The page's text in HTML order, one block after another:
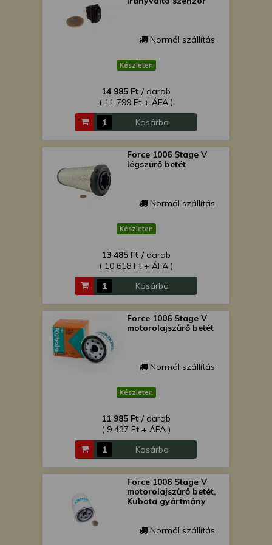
Normál szállítás
Készleten
14 985 Ft / darab
( 11 799 Ft + ÁFA )
Kosárba
Force 1006 Stage V
légszűrő betét
Normál szállítás
Készleten
13 485 Ft / darab
( 10 618 Ft + ÁFA )
Kosárba
Force 1006 Stage V
motorolajszűrő betét
Normál szállítás
Készleten
11 985 Ft / darab
( 9 437 Ft + ÁFA )
Kosárba
Force 1006 Stage V
motorolajszűrő betét,
Kubota gyártmány
Normál szállítás